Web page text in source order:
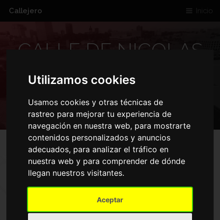
Utilizamos cookies
Usamos cookies y otras técnicas de
rastreo para mejorar tu experiencia de
navegación en nuestra web, para mostrarte
contenidos personalizados y anuncios
adecuados, para analizar el tráfico en
nuestra web y para comprender de dónde
llegan nuestros visitantes.
Aceptar
Callejero Inicio
CALLE DE NICOLAS
MORALES 17 28019
MADRID ESPANA